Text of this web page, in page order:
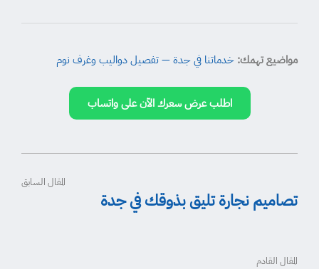
مواضيع تهمك: خدماتنا في جدة — تفصيل دواليب وغرف نوم
اطلب عرض سعرك الآن على واتساب
المقال السابق
تصاميم نجارة تليق بذوقك في جدة
المقال القادم